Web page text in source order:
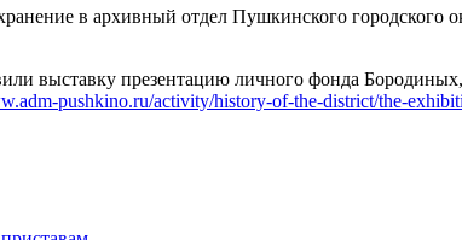
в архивный отдел Пушкинского городского
выставку презентацию личного фонда
pushkino.ru/activity/history-of-the-district/the-